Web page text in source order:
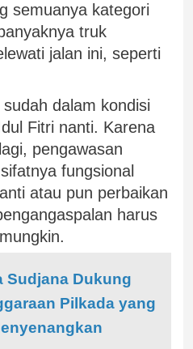
semuanya kategori
truk
jalan ini, seperti
dalam kondisi
Fitri nanti. Karena
pengawasan
fungsional
atau pun perbaikan
harus
Sudjana Dukung
Pilkada yang